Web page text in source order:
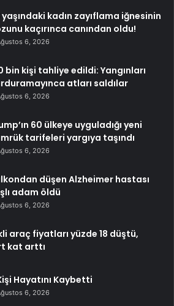
yaşındaki kadın zayıflama iğnesinin
kaçırınca canından oldu!
6, 2026
bin kişi tahliye edildi: Yangınları
atları saldılar
6, 2026
60 ülkeye uyguladığı yeni
tarifeleri yargıya taşındı
6, 2026
düşen Alzheimer hastası
adam öldü
6, 2026
araç fiyatları yüzde 18 düştü,
kat arttı
Hayatını Kaybetti
6, 2026